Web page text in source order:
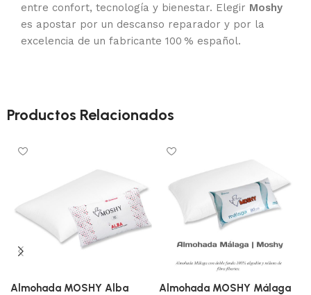
entre confort, tecnología y bienestar. Elegir Moshy
es apostar por un descanso reparador y por la
excelencia de un fabricante 100 % español.
Productos Relacionados
Almohada MOSHY Alba Almohada MOSHY Málaga